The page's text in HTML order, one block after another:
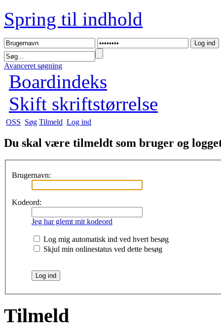
Spring til indhold
Avanceret søgning
Boardindeks
Skift skriftstørrelse
OSS Søg Tilmeld Log ind
Du skal være tilmeldt som bruger og
Brugernavn:
Kodeord:
Jeg har glemt mit kodeord
Log mig automatisk ind ved hvert besøg
Skjul min onlinestatus ved dette besøg
Tilmeld